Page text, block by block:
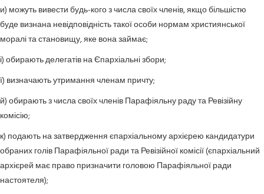
и) можуть вивести будь-кого з числа своїх членів, якщо більшістю
буде визнана невідповідність такої особи нормам християнської
моралі та становищу, яке вона займає;
і) обирають делегатів на Єпархіальні збори;
ї) визначають утримання членам причту;
й) обирають з числа своїх членів Парафіяльну раду та Ревізійну
комісію;
к) подають на затвердження єпархіальному архієрею кандидатури
обраних голів Парафіяльної ради та Ревізійної комісії (єпархіальний
архієрей має право призначити головою Парафіяльної ради
настоятеля);